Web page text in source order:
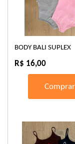
BODY BALI SUPLEX
R$ 16,00
Comprar